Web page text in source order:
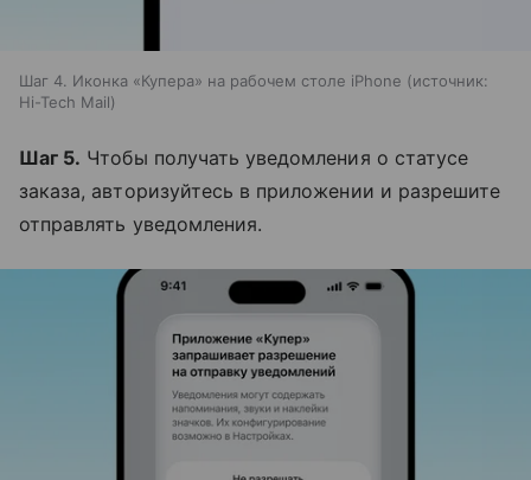
Шаг 4. Иконка «Купера» на рабочем столе iPhone
источник:
Hi-Tech Mail
Шаг 5. Чтобы получать уведомления о статусе
заказа, авторизуйтесь в приложении и разрешите
отправлять уведомления.